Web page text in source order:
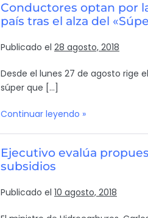
Conductores optan por
país tras el alza del
Publicado el 28 agosto, 2018
Desde el lunes 27 de agosto rige
súper que […]
Continuar leyendo »
Ejecutivo evalúa
subsidios
Publicado el 10 agosto, 2018